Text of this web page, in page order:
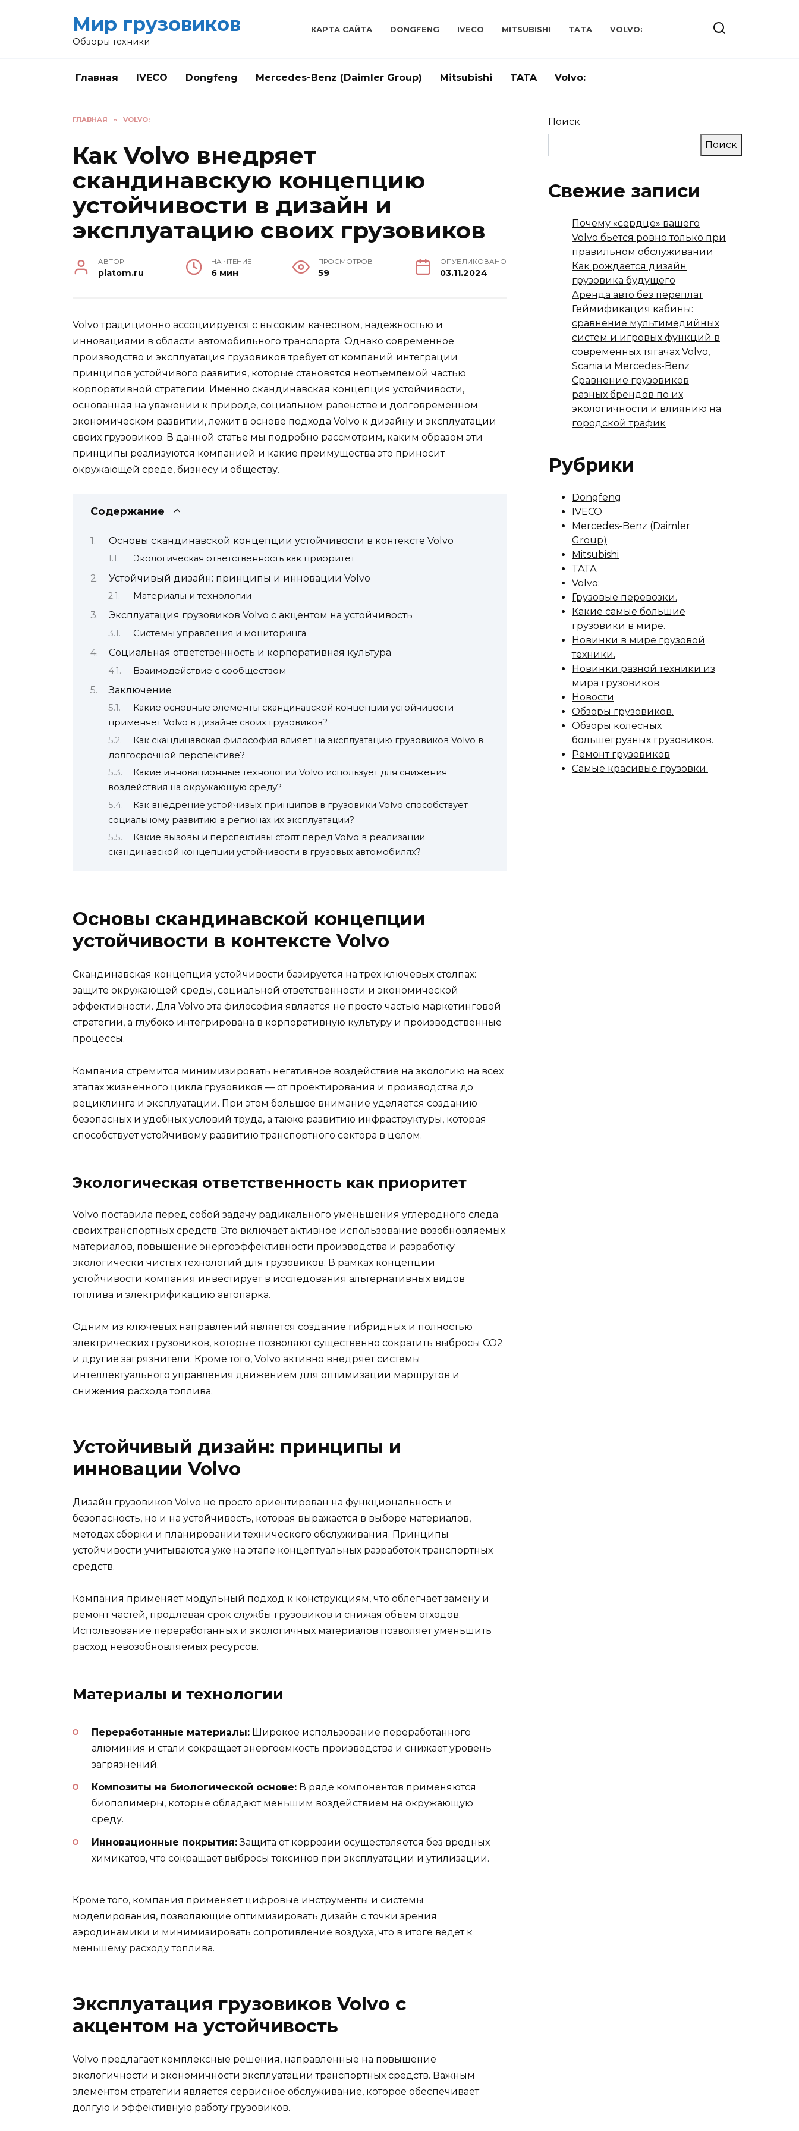
Мир грузовиков
Обзоры техники
КАРТА САЙТА DONGFENG IVECO MITSUBISHI TATA VOLVO:
Главная IVECO Dongfeng Mercedes-Benz (Daimler Group) Mitsubishi TATA Volvo:
ГЛАВНАЯ » VOLVO:
Как Volvo внедряет
скандинавскую концепцию
устойчивости в дизайн и
эксплуатацию своих грузовиков
АВТОР
platom.ru
НА ЧТЕНИЕ
6 мин
ПРОСМОТРОВ
59
ОПУБЛИКОВАНО
03.11.2024
Volvo традиционно ассоциируется с высоким качеством, надежностью и
инновациями в области автомобильного транспорта. Однако современное
производство и эксплуатация грузовиков требует от компаний интеграции
принципов устойчивого развития, которые становятся неотъемлемой частью
корпоративной стратегии. Именно скандинавская концепция устойчивости,
основанная на уважении к природе, социальном равенстве и долговременном
экономическом развитии, лежит в основе подхода Volvo к дизайну и эксплуатации
своих грузовиков. В данной статье мы подробно рассмотрим, каким образом эти
принципы реализуются компанией и какие преимущества это приносит
окружающей среде, бизнесу и обществу.
Содержание
Основы скандинавской концепции устойчивости в контексте Volvo
Экологическая ответственность как приоритет
Устойчивый дизайн: принципы и инновации Volvo
Материалы и технологии
Эксплуатация грузовиков Volvo с акцентом на устойчивость
Системы управления и мониторинга
Социальная ответственность и корпоративная культура
Взаимодействие с сообществом
Заключение
Какие основные элементы скандинавской концепции устойчивости
применяет Volvo в дизайне своих грузовиков?
Как скандинавская философия влияет на эксплуатацию грузовиков Volvo в
долгосрочной перспективе?
Какие инновационные технологии Volvo использует для снижения
воздействия на окружающую среду?
Как внедрение устойчивых принципов в грузовики Volvo способствует
социальному развитию в регионах их эксплуатации?
Какие вызовы и перспективы стоят перед Volvo в реализации
скандинавской концепции устойчивости в грузовых автомобилях?
Основы скандинавской концепции
устойчивости в контексте Volvo
Скандинавская концепция устойчивости базируется на трех ключевых столпах:
защите окружающей среды, социальной ответственности и экономической
эффективности. Для Volvo эта философия является не просто частью маркетинговой
стратегии, а глубоко интегрирована в корпоративную культуру и производственные
процессы.
Компания стремится минимизировать негативное воздействие на экологию на всех
этапах жизненного цикла грузовиков — от проектирования и производства до
рециклинга и эксплуатации. При этом большое внимание уделяется созданию
безопасных и удобных условий труда, а также развитию инфраструктуры, которая
способствует устойчивому развитию транспортного сектора в целом.
Экологическая ответственность как приоритет
Volvo поставила перед собой задачу радикального уменьшения углеродного следа
своих транспортных средств. Это включает активное использование возобновляемых
материалов, повышение энергоэффективности производства и разработку
экологически чистых технологий для грузовиков. В рамках концепции
устойчивости компания инвестирует в исследования альтернативных видов
топлива и электрификацию автопарка.
Одним из ключевых направлений является создание гибридных и полностью
электрических грузовиков, которые позволяют существенно сократить выбросы CO2
и другие загрязнители. Кроме того, Volvo активно внедряет системы
интеллектуального управления движением для оптимизации маршрутов и
снижения расхода топлива.
Устойчивый дизайн: принципы и
инновации Volvo
Дизайн грузовиков Volvo не просто ориентирован на функциональность и
безопасность, но и на устойчивость, которая выражается в выборе материалов,
методах сборки и планировании технического обслуживания. Принципы
устойчивости учитываются уже на этапе концептуальных разработок транспортных
средств.
Компания применяет модульный подход к конструкциям, что облегчает замену и
ремонт частей, продлевая срок службы грузовиков и снижая объем отходов.
Использование переработанных и экологичных материалов позволяет уменьшить
расход невозобновляемых ресурсов.
Материалы и технологии
Переработанные материалы: Широкое использование переработанного
алюминия и стали сокращает энергоемкость производства и снижает уровень
загрязнений.
Композиты на биологической основе: В ряде компонентов применяются
биополимеры, которые обладают меньшим воздействием на окружающую
среду.
Инновационные покрытия:Защита от коррозии осуществляется без вредных
химикатов, что сокращает выбросы токсинов при эксплуатации и утилизации.
Кроме того, компания применяет цифровые инструменты и системы
моделирования, позволяющие оптимизировать дизайн с точки зрения
аэродинамики и минимизировать сопротивление воздуха, что в итоге ведет к
меньшему расходу топлива.
Эксплуатация грузовиков Volvo с
акцентом на устойчивость
Volvo предлагает комплексные решения, направленные на повышение
экологичности и экономичности эксплуатации транспортных средств. Важным
элементом стратегии является сервисное обслуживание, которое обеспечивает
долгую и эффективную работу грузовиков.
Поиск
Поиск
Свежие записи
Почему «сердце» вашего
Volvo бьется ровно только при
правильном обслуживании
Как рождается дизайн
грузовика будущего
Аренда авто без переплат
Геймификация кабины:
сравнение мультимедийных
систем и игровых функций в
современных тягачах Volvo,
Scania и Mercedes-Benz
Сравнение грузовиков
разных брендов по их
экологичности и влиянию на
городской трафик
Рубрики
Dongfeng
IVECO
Mercedes-Benz (Daimler
Group)
Mitsubishi
TATA
Volvo:
Грузовые перевозки.
Какие самые большие
грузовики в мире.
Новинки в мире грузовой
техники.
Новинки разной техники из
мира грузовиков.
Новости
Обзоры грузовиков.
Обзоры колёсных
большегрузных грузовиков.
Ремонт грузовиков
Самые красивые грузовки.